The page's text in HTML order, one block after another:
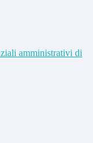
amministrativi di